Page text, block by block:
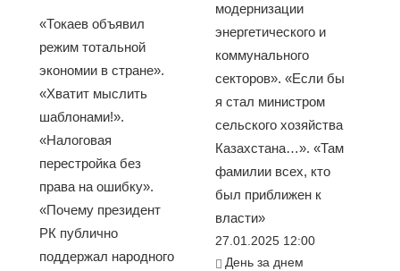
«Токаев объявил
режим тотальной
экономии в стране».
«Хватит мыслить
шаблонами!».
«Налоговая
перестройка без
права на ошибку».
«Почему президент
РК публично
поддержал народного
модернизации
энергетического и
коммунального
секторов». «Если бы
я стал министром
сельского хозяйства
Казахстана…». «Там
фамилии всех, кто
был приближен к
власти»
27.01.2025 12:00
День за днем